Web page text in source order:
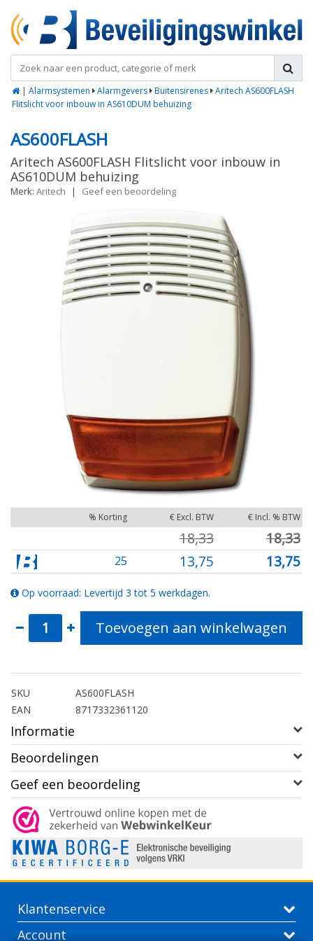
| Alarmsystemen Alarmgevers Buitensirenes Aritech AS600FLASH
Flitslicht voor inbouw in AS610DUM behuizing
AS600FLASH
Aritech AS600FLASH Flitslicht voor inbouw in
AS610DUM behuizing
Merk: Aritech | Geef een beoordeling
% Korting € Excl. BTW € Incl. % BTW
18,33 18,33
25 13,75 13,75
Op voorraad: Levertijd 3 tot 5 werkdagen.
Toevoegen aan winkelwagen
SKU
AS600FLASH
EAN
8717332361120
Informatie
Beoordelingen
Geef een beoordeling
Klantenservice
Account